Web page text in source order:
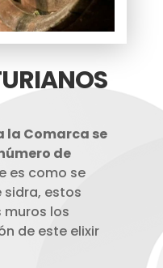
la Comarca se
de
es como se
estos
muros los
de este elixir